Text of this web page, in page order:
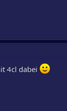
4cl dabei